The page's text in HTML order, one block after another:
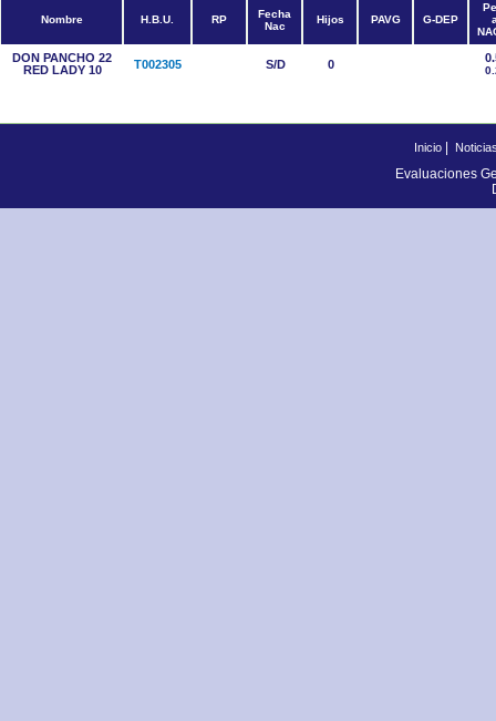
Nombre H.B.U. RP
Fecha
Nac
Hijos PAVG G-DEP
DON PANCHO 22
RED LADY 10
T002305 S/D 0
Inicio|
Evaluaciones